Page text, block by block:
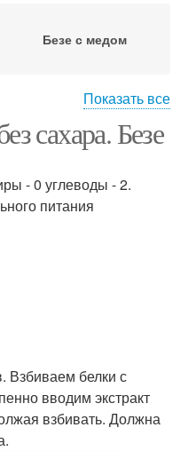
Безе с медом
Диетический продукт
Показать все
сахара. Безе
- 0 углеводы - 2.
питания
Взбиваем белки с
вводим экстракт
взбивать. Должна